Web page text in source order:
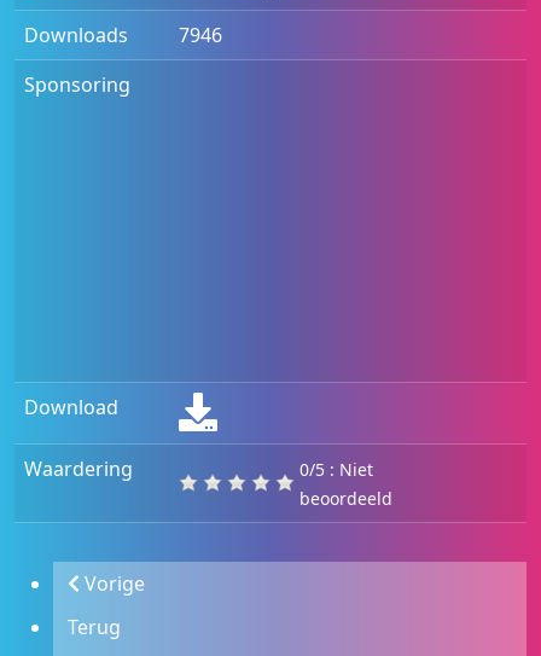
Downloads
7946
Sponsoring
Download
Waardering
0/5 : Niet
beoordeeld
Vorige
Terug